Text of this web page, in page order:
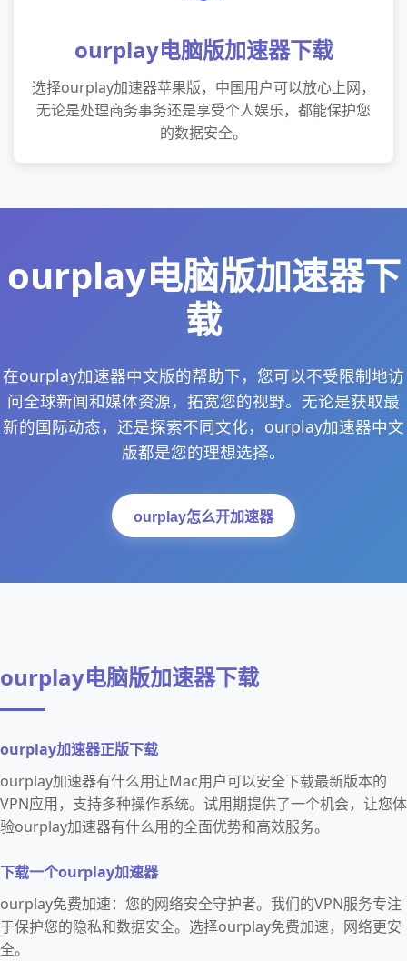
ourplay电脑版加速器下载
选择ourplay加速器苹果版，中国用户可以放心上网，
无论是处理商务事务还是享受个人娱乐，都能保护您
的数据安全。
ourplay电脑版加速器下
载
在ourplay加速器中文版的帮助下，您可以不受限制地访
问全球新闻和媒体资源，拓宽您的视野。无论是获取最
新的国际动态，还是探索不同文化，ourplay加速器中文
版都是您的理想选择。
ourplay怎么开加速器
ourplay电脑版加速器下载
ourplay加速器正版下载
ourplay加速器有什么用让Mac用户可以安全下载最新版本的
VPN应用，支持多种操作系统。试用期提供了一个机会，让您体
验ourplay加速器有什么用的全面优势和高效服务。
下载一个ourplay加速器
ourplay免费加速：您的网络安全守护者。我们的VPN服务专注
于保护您的隐私和数据安全。选择ourplay免费加速，网络更安
全。